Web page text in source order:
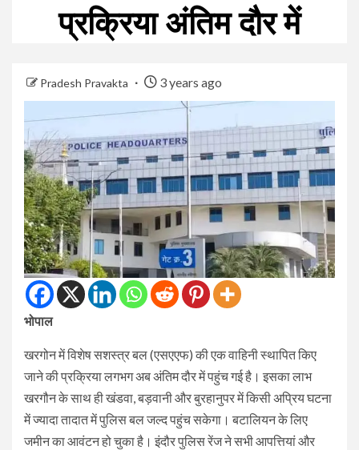
प्रक्रिया अंतिम दौर में
Pradesh Pravakta 3 years ago
भोपाल
खरगोन में विशेष सशस्त्र बल (एसएएफ) की एक वाहिनी स्थापित किए
जाने की प्रक्रिया लगभग अब अंतिम दौर में पहुंच गई है। इसका लाभ
खरगौन के साथ ही खंडवा, बड़वानी और बुरहानुपर में किसी अप्रिय घटना
में ज्यादा तादात में पुलिस बल जल्द पहुंच सकेगा। बटालियन के लिए
जमीन का आवंटन हो चुका है। इंदौर पुलिस रेंज ने सभी आपत्तियां और